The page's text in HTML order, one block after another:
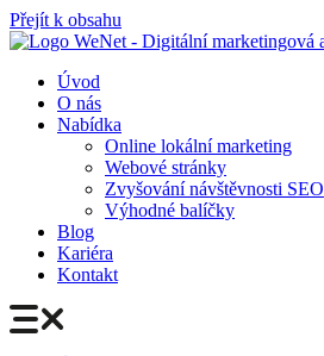
Přejít k obsahu
Úvod
O nás
Nabídka
Online lokální marketing
Webové stránky
Zvyšování návštěvnosti SEO
Výhodné balíčky
Blog
Kariéra
Kontakt